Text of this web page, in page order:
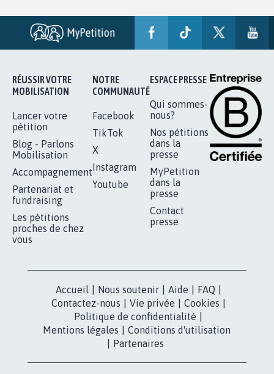
RÉUSSIR VOTRE
MOBILISATION
Lancer votre
pétition
Blog - Parlons
Mobilisation
Accompagnement
Partenariat et
fundraising
Les pétitions
proches de chez
vous
NOTRE
COMMUNAUTÉ
Facebook
TikTok
X
Instagram
Youtube
ESPACE PRESSE
Qui sommes-
nous?
Nos pétitions
dans la
presse
MyPetition
dans la
presse
Contact
presse
Accueil Nous soutenir Aide FAQ
Contactez-nous
Vie privée Cookies
Politique de confidentialité
Mentions légales
Conditions d'utilisation
Partenaires